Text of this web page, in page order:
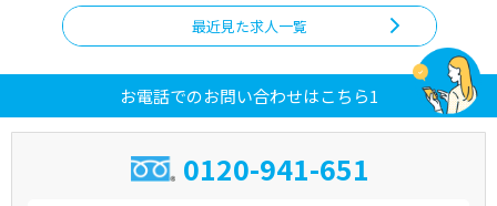
最近見た求人一覧
お電話でのお問い合わせはこちら1
0120-941-651